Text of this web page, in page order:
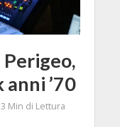
’70
3 Min di Lettura